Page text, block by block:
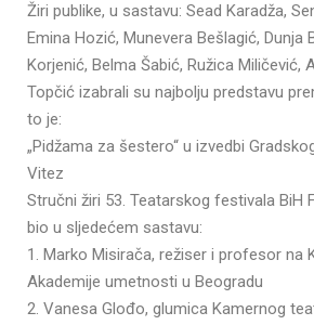
Žiri publike, u sastavu: Sead Karadža,
Emina Hozić, Munevera Bešlagić, Dunja
Korjenić, Belma Šabić, Ružica Miličević,
Topčić izabrali su najbolju predstavu
to je:
„Pidžama za šestero“ u izvedbi
Vitez
Stručni žiri 53. Teatarskog festivala BiH
bio u sljedećem sastavu:
1. Marko Misirača, režiser i profesor na
Akademije umetnosti u Beogradu
2. Vanesa Glođo, glumica Kamernog